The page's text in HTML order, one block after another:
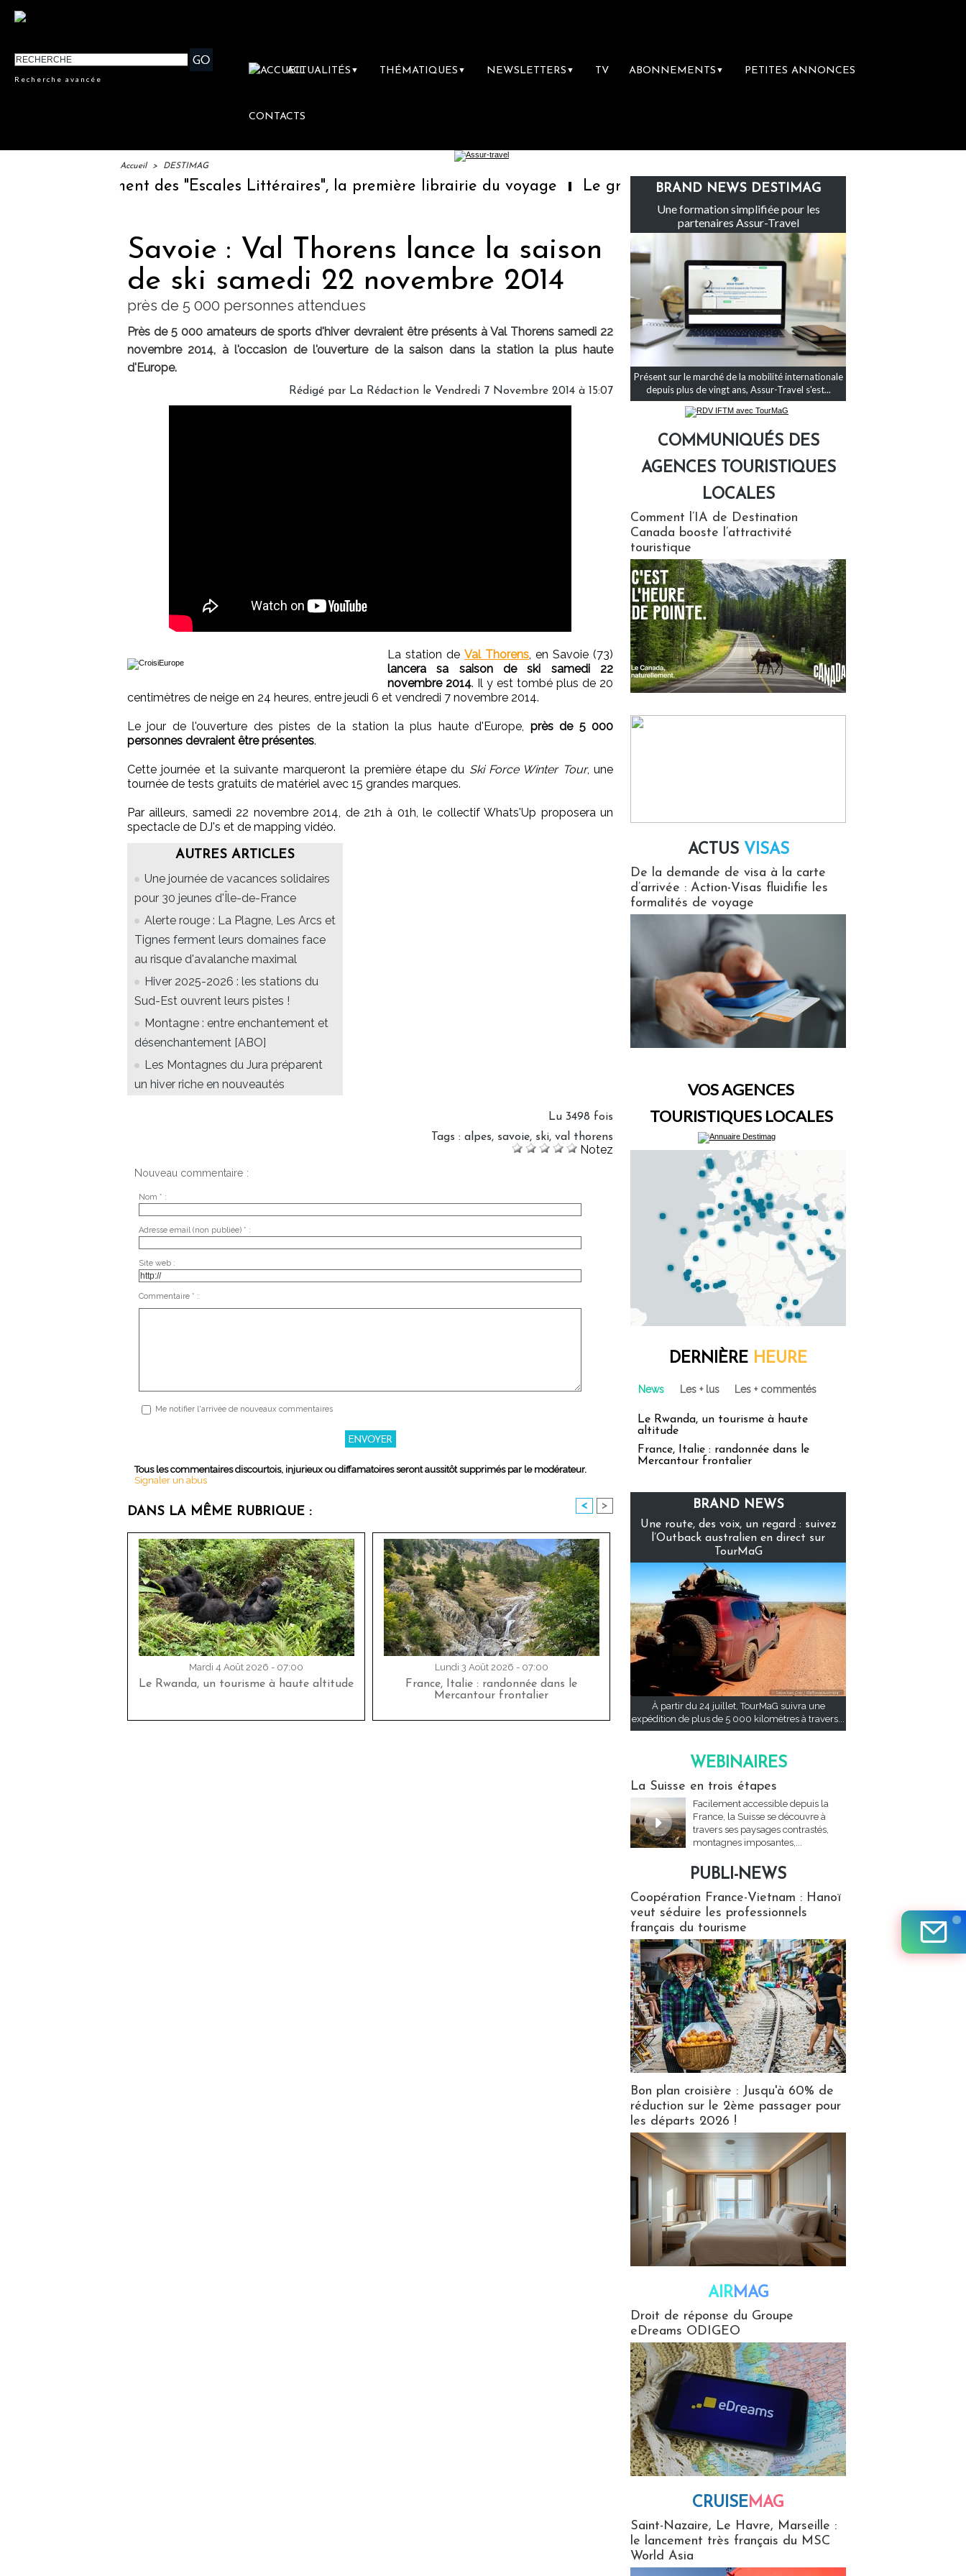
Recherche avancée
ACTUALITÉS ▼ THÉMATIQUES ▼ NEWSLETTERS ▼ TV ABONNEMENTS ▼ PETITES ANNONCES
CONTACTS
Accueil > DESTIMAG
IFTM : lancement des "Escales Littéraires", la première librairie du voyage Le groupe Sainte-Claire rachète Eden Tour
Savoie : Val Thorens lance la saison
de ski samedi 22 novembre 2014
près de 5 000 personnes attendues
Près de 5 000 amateurs de sports d'hiver devraient être présents à Val Thorens samedi 22
novembre 2014, à l'occasion de l'ouverture de la saison dans la station la plus haute
d'Europe.
Rédigé par La Rédaction le Vendredi 7 Novembre 2014 à 15:07
La station de Val Thorens, en Savoie (73)
lancera sa saison de ski samedi 22
novembre 2014. Il y est tombé plus de 20
centimètres de neige en 24 heures, entre jeudi 6 et vendredi 7 novembre 2014.
Le jour de l'ouverture des pistes de la station la plus haute d'Europe, près de 5 000
personnes devraient être présentes.
Cette journée et la suivante marqueront la première étape du Ski Force Winter Tour, une
tournée de tests gratuits de matériel avec 15 grandes marques.
Par ailleurs, samedi 22 novembre 2014, de 21h à 01h, le collectif Whats'Up proposera un
spectacle de DJ's et de mapping vidéo.
AUTRES ARTICLES
Une journée de vacances solidaires
pour 30 jeunes d'Île-de-France
Alerte rouge : La Plagne, Les Arcs et
Tignes ferment leurs domaines face
au risque d'avalanche maximal
Hiver 2025-2026 : les stations du
Sud-Est ouvrent leurs pistes !
Montagne : entre enchantement et
désenchantement [ABO]
Les Montagnes du Jura préparent
un hiver riche en nouveautés
Lu 3498 fois
Tags : alpes, savoie, ski, val thorens
Notez
Nouveau commentaire :
Nom * :
Adresse email (non publiée) * :
Site web :
Commentaire * :
Me notifier l'arrivée de nouveaux commentaires
Tous les commentaires discourtois, injurieux ou diffamatoires seront aussitôt supprimés par le modérateur.
Signaler un abus
DANS LA MÊME RUBRIQUE : < >
Mardi 4 Août 2026 - 07:00
Le Rwanda, un tourisme à haute altitude
Lundi 3 Août 2026 - 07:00
France, Italie : randonnée dans le
Mercantour frontalier
BRAND NEWS DESTIMAG
Une formation simplifiée pour les
partenaires Assur-Travel
Présent sur le marché de la mobilité internationale
depuis plus de vingt ans, Assur-Travel s'est...
COMMUNIQUÉS DES
AGENCES TOURISTIQUES
LOCALES
Comment l’IA de Destination
Canada booste l’attractivité
touristique
ACTUS VISAS
De la demande de visa à la carte
d’arrivée : Action-Visas fluidifie les
formalités de voyage
VOS AGENCES
TOURISTIQUES LOCALES
DERNIÈRE HEURE
News Les + lus Les + commentés
Le Rwanda, un tourisme à haute
altitude
France, Italie : randonnée dans le
Mercantour frontalier
BRAND NEWS
Une route, des voix, un regard : suivez
l’Outback australien en direct sur
TourMaG
À partir du 24 juillet, TourMaG suivra une
expédition de plus de 5 000 kilomètres à travers...
WEBINAIRES
La Suisse en trois étapes
Facilement accessible depuis la
France, la Suisse se découvre à
travers ses paysages contrastés,
montagnes imposantes,...
PUBLI-NEWS
Coopération France-Vietnam : Hanoï
veut séduire les professionnels
français du tourisme
Bon plan croisière : Jusqu'à 60% de
réduction sur le 2ème passager pour
les départs 2026 !
AIRMAG
Droit de réponse du Groupe
eDreams ODIGEO
CRUISEMAG
Saint-Nazaire, Le Havre, Marseille :
le lancement très français du MSC
World Asia